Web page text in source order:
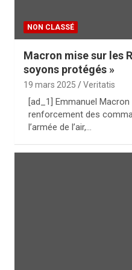
NON CLASSÉ
Macron mise sur les
soyons protégés »
19 mars 2025 Veritatis
[ad_1] Emmanuel
renforcement des
l’armée de l’air,…